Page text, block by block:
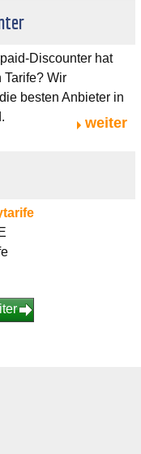
Discounter hat
Wir
besten Anbieter in
weiter